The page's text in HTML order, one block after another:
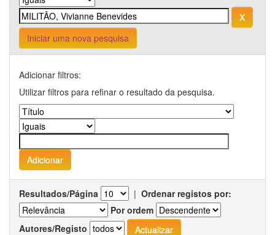
Iniciar uma nova pesquisa
Adicionar filtros:
Utilizar filtros para refinar o resultado da pesquisa.
Resultados/Página | Ordenar registos por:
Por ordem
Autores/Registo